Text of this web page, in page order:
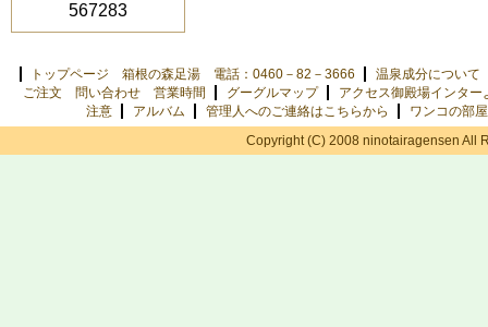
567283
トップページ 箱根の森足湯 電話：0460－82－3666
温泉成分について
ご注文 問い合わせ 営業時間
グーグルマップ
アクセス御殿場インター
注意
アルバム 管理人へのご連絡はこちらから
ワンコの部屋
Copyright (C) 2008 ninotairagensen All